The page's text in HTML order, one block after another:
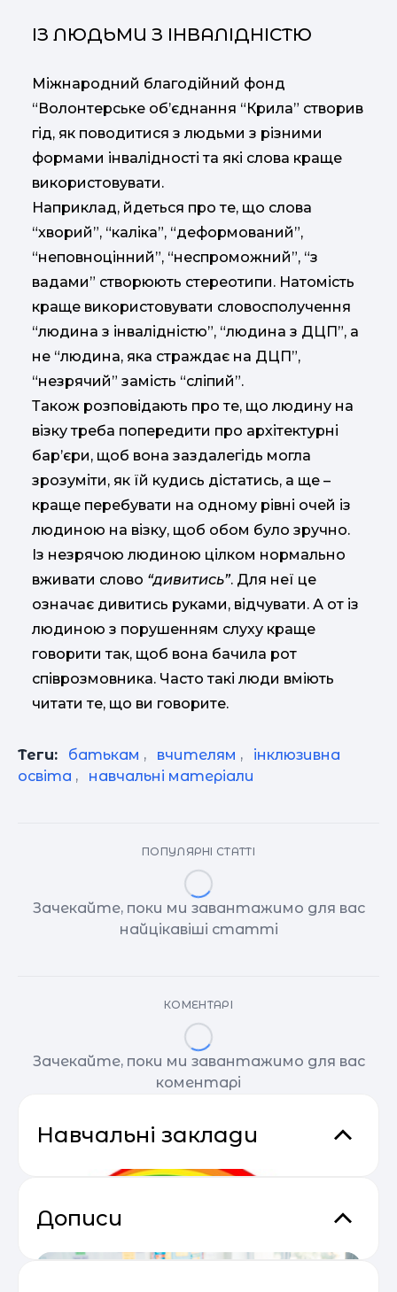
ІЗ ЛЮДЬМИ З ІНВАЛІДНІСТЮ
Міжнародний благодійний фонд
“Волонтерське об’єднання “Крила” створив
гід, як поводитися з людьми з різними
формами інвалідності та які слова краще
використовувати.
Наприклад, йдеться про те, що слова
“хворий”, “каліка”, “деформований”,
“неповноцінний”, “неспроможний”, “з
вадами” створюють стереотипи. Натомість
краще використовувати словосполучення
“людина з інвалідністю”, “людина з ДЦП”, а
не “людина, яка страждає на ДЦП”,
“незрячий” замість “сліпий”.
Також розповідають про те, що людину на
візку треба попередити про архітектурні
бар’єри, щоб вона заздалегідь могла
зрозуміти, як їй кудись дістатись, а ще –
краще перебувати на одному рівні очей із
людиною на візку, щоб обом було зручно.
Із незрячою людиною цілком нормально
вживати слово “дивитись”. Для неї це
означає дивитись руками, відчувати. А от із
людиною з порушенням слуху краще
говорити так, щоб вона бачила рот
співрозмовника. Часто такі люди вміють
читати те, що ви говорите.
Теги: батькам , вчителям ,
інклюзивна
освіта , навчальні матеріали
ПОПУЛЯРНІ СТАТТІ
Зачекайте, поки ми завантажимо для вас
найцікавіші статті
КОМЕНТАРІ
Зачекайте, поки ми завантажимо для вас
коментарі
Навчальні заклади
Дописи